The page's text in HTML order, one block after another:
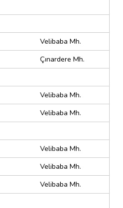
Velibaba Mh.
Çınardere Mh.
Velibaba Mh.
Velibaba Mh.
Velibaba Mh.
Velibaba Mh.
Velibaba Mh.